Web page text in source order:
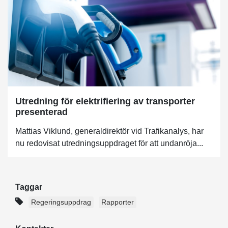
Utredning för elektrifiering av transporter
presenterad
Mattias Viklund, generaldirektör vid Trafikanalys, har
nu redovisat utredningsuppdraget för att undanröja...
Taggar
Regeringsuppdrag Rapporter